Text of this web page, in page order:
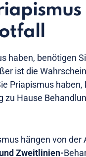
haben, benötigen
ist die
Priapismus
zu Hause
hängen von der
Zweitlinien-